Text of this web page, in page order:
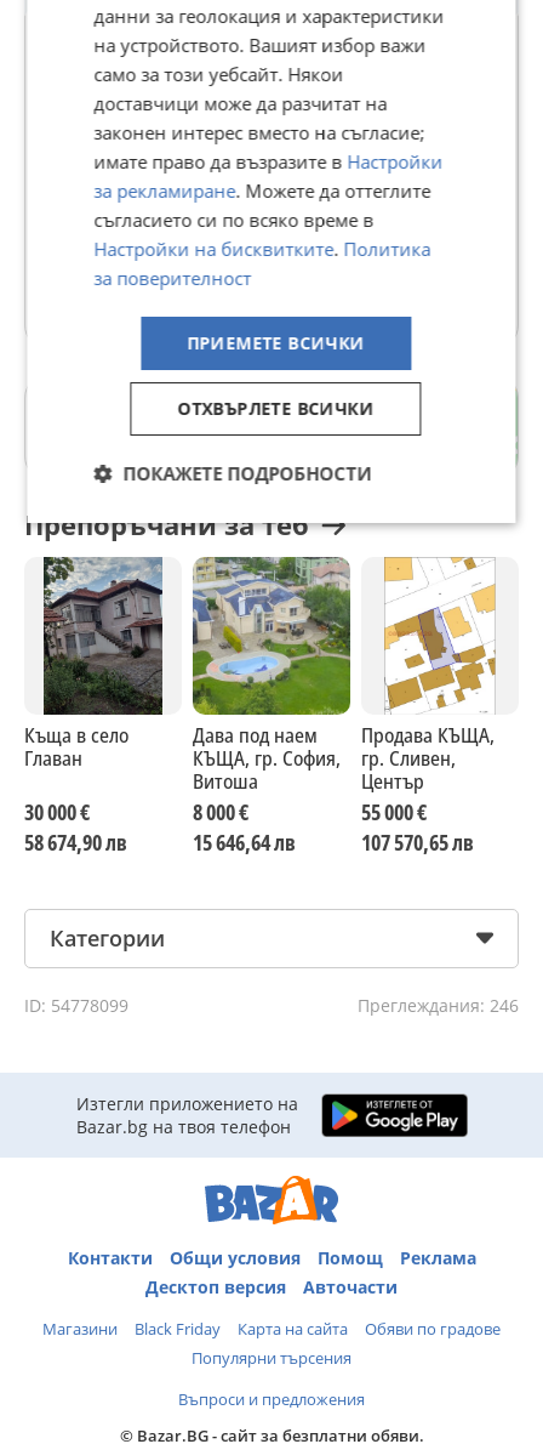
АДРЕС НЕДВИЖИМИ ИМОТИ -
КАНТОРА ЕЛЕНА
В Bazar.BG от 11 септември 2013г.
Последно активен днес в 11:05 ч.
103 Обяви
гр. Златарица
Велико Търново
Препоръчани за теб
Къща в село
Главан
30 000 €
58 674,90 лв
Дава под наем
КЪЩА, гр. София,
Витоша
8 000 €
15 646,64 лв
Продава КЪЩА,
гр. Сливен,
Център
55 000 €
107 570,65 лв
Категории
ID: 54778099 Преглеждания: 246
Изтегли приложението на
Bazar.bg на твоя телефон
Контакти Общи условия Помощ
Реклама
Десктоп версия
Авточасти
Магазини Black Friday Карта на сайта
Обяви по градове
Популярни търсения
Въпроси и предложения
© Bazar.BG - сайт за безплатни обяви.
данни за геолокация и характеристики
на устройството. Вашият избор важи
само за този уебсайт. Някои
доставчици може да разчитат на
законен интерес вместо на съгласие;
имате право да възразите в Настройки
за рекламиране. Можете да оттеглите
съгласието си по всяко време в
Настройки на бисквитките. Политика
за поверителност
ПРИЕМЕТЕ ВСИЧКИ
ОТХВЪРЛЕТЕ ВСИЧКИ
ПОКАЖЕТЕ ПОДРОБНОСТИ